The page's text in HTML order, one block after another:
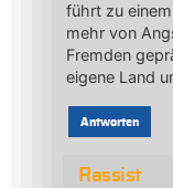
führt zu
mehr von
Fremden
eigene Land
Antworten
Rassist